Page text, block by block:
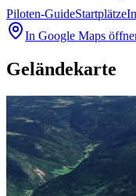
Piloten-GuideStartplätze
In Google Maps
Geländekarte